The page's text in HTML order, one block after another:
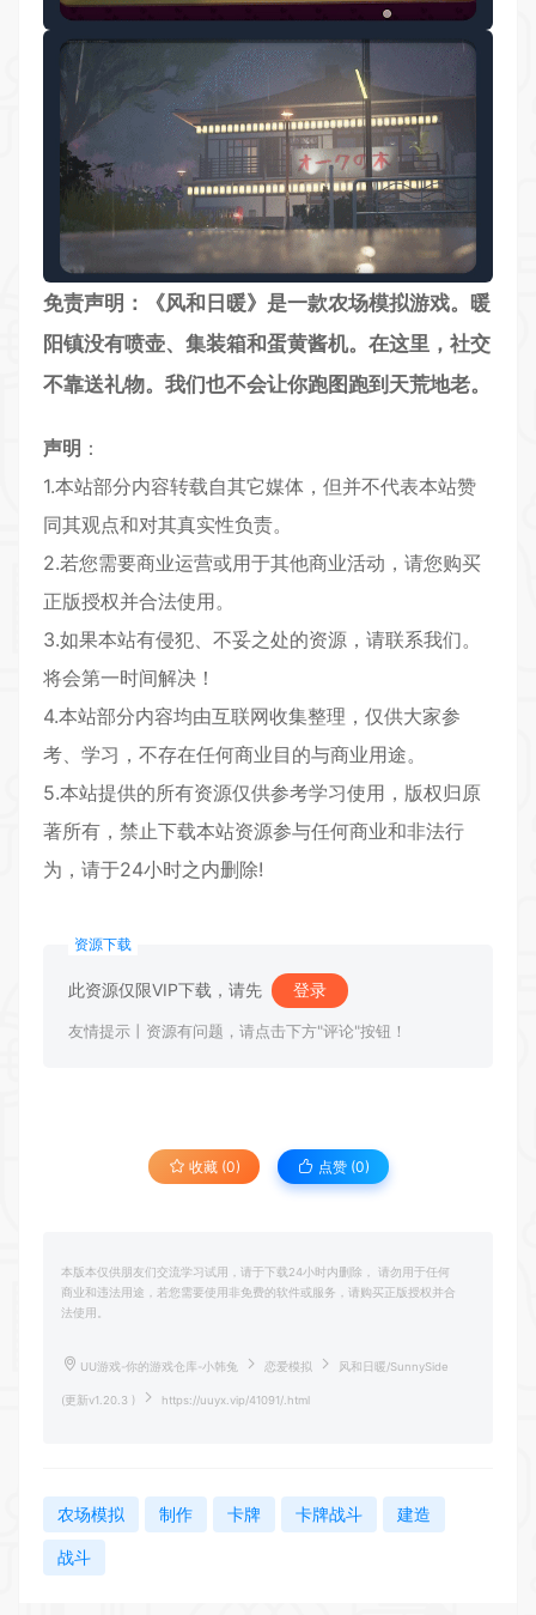
免责声明：《风和日暖》是一款农场模拟游戏。暖
阳镇没有喷壶、集装箱和蛋黄酱机。在这里，社交
不靠送礼物。我们也不会让你跑图跑到天荒地老。
声明 ：
1.本站部分内容转载自其它媒体，但并不代表本站赞
同其观点和对其真实性负责。
2.若您需要商业运营或用于其他商业活动，请您购买
正版授权并合法使用。
3.如果本站有侵犯、不妥之处的资源，请联系我们。
将会第一时间解决！
4.本站部分内容均由互联网收集整理，仅供大家参
考、学习，不存在任何商业目的与商业用途。
5.本站提供的所有资源仅供参考学习使用，版权归原
著所有，禁止下载本站资源参与任何商业和非法行
为，请于24小时之内删除!
资源下载
此资源仅限VIP下载，请先 登录
友情提示丨资源有问题，请点击下方"评论"按钮！
收藏 (0) 点赞 (0)
本版本仅供朋友们交流学习试用，请于下载24小时内删除， 请勿用于任何
商业和违法用途，若您需要使用非免费的软件或服务，请购买正版授权并合
法使用。
UU游戏-你的游戏仓库-小韩兔 恋爱模拟 风和日暖/SunnySide
(更新v1.20.3 ) https://uuyx.vip/41091/.html
农场模拟 制作 卡牌 卡牌战斗 建造
战斗